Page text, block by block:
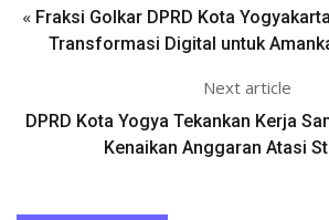
« Fraksi Golkar DPRD Kota
Transformasi Digital untuk
Next article
DPRD Kota Yogya Tekankan Kerja
Kenaikan Anggaran Atasi